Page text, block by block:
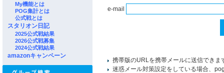
My機能とは
POG集計とは
公式戦とは
スタリオン日記
2025公式戦結果
2026公式戦募集
2024公式戦結果
amazonキャンペーン
e-mail
携帯版のURLを携帯メールに送信できま
迷惑メール対策設定をしている場合、